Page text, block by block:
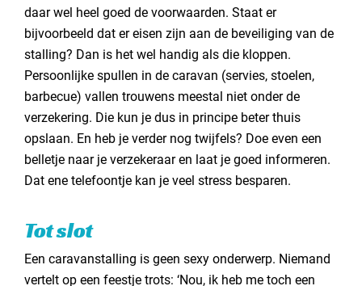
daar wel heel goed de voorwaarden. Staat er
bijvoorbeeld dat er eisen zijn aan de beveiliging van de
stalling? Dan is het wel handig als die kloppen.
Persoonlijke spullen in de caravan (servies, stoelen,
barbecue) vallen trouwens meestal niet onder de
verzekering. Die kun je dus in principe beter thuis
opslaan. En heb je verder nog twijfels? Doe even een
belletje naar je verzekeraar en laat je goed informeren.
Dat ene telefoontje kan je veel stress besparen.
Tot slot
Een caravanstalling is geen sexy onderwerp. Niemand
vertelt op een feestje trots: ‘Nou, ik heb me toch een